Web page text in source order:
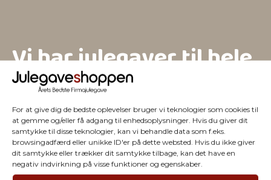
For at give dig de bedste oplevelser bruger vi teknologier som cookies til
at gemme og/eller få adgang til enhedsoplysninger. Hvis du giver dit
samtykke til disse teknologier, kan vi behandle data som f.eks.
browsingadfærd eller unikke ID'er på dette websted. Hvis du ikke giver
dit samtykke eller trækker dit samtykke tilbage, kan det have en
negativ indvirkning på visse funktioner og egenskaber.
Vi har julegaver til hele
firmaet